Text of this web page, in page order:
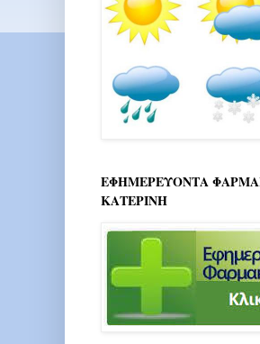
ΕΦΗΜΕΡΕΥΟΝΤΑ
ΚΑΤΕΡΙΝΗ